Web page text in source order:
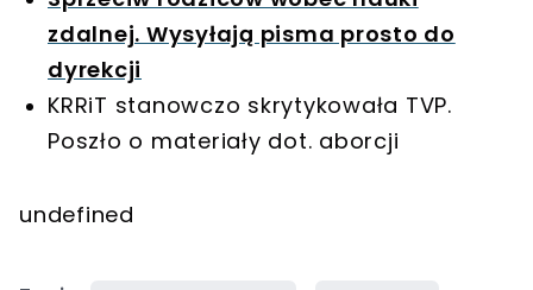
zdalnej. Wysyłają pisma prosto do
dyrekcji
KRRiT stanowczo skrytykowała TVP.
Poszło o materiały dot. aborcji
undefined